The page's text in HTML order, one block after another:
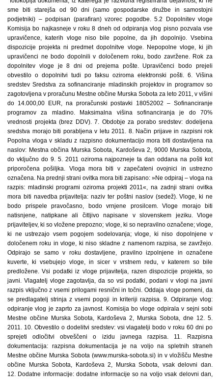
sme biti starejša od 90 dni (samo gospodarske družbe in samostojni
podjetniki) – podpisan (parafiran) vzorec pogodbe. 5.2 Dopolnitev vloge
Komisija bo najkasneje v roku 8 dneh od odpiranja vlog pisno pozvala vse
upravičence, katerih vloge niso bile popolne, da jih dopolnijo. Vsebina
dispozicije projekta ni predmet dopolnitve vloge. Nepopolne vloge, ki jih
upravičenci ne bodo dopolnili v določenem roku, bodo zavržene. Rok za
dopolnitev vloge je 8 dni od prejema pošte. Upravičenci bodo prejeli
obvestilo o dopolnitvi tudi po faksu oziroma elektronski pošti. 6. Višina
sredstev Sredstva za sofinanciranje mladinskih projektov in programov so
zagotovljena v proračunu Mestne občine Murska Sobota za leto 2011, v višini
do 14.000,00 EUR, na proračunski postavki 18052002 – Sofinanciranje
programov za mladino. Maksimalna višina sofinanciranja je do 70%
vrednosti projekta (brez DDV). 7. Obdobje za porabo sredstev: dodeljena
sredstva morajo biti porabljena v letu 2011. 8. Način prijave in razpisni rok
Popolna vloga v skladu z razpisno dokumentacijo mora biti dostavljena na
naslov: Mestna občina Murska Sobota, Kardoševa 2, 9000 Murska Sobota,
do vključno do 9. 5. 2011 oziroma najpozneje ta dan oddana na pošti kot
priporočena pošiljka. Vloga mora biti v zapečateni ovojnici in ustrezno
označena. Na prednji strani ovitka mora biti zapisano: »Ne odpiraj – vloga na
razpis: mladinski programi oziroma projekti 2011«, na zadnji strani ovitka
mora biti navedba prijavitelja: naziv ter poštni naslov (sedež). Vloge, ki ne
bodo prispele pravočasno, bodo vrnjene prosilcem. Vloge morajo biti
natisnjene, natipkane ali čitljivo napisane v slovenskem jeziku. Vloge
prijaviteljev, ki so vložene prepozno; vloge, ki so nepravilno označene; vloge,
ki ne ustrezajo vsem pogojem sodelovanja; vloge, ki niso dopolnjene v
določenem roku in vloge, ki niso skladne z namenom razpisa, se zavržejo.
Odpirajo se samo v roku dostavljene, pravilno izpolnjene in označene
kuverte, ki vsebujejo vloge, in sicer v vrstnem redu, v katerem so bile
predložene. Vsi podatki iz vloge prijavitelja, razen dispozicije projekta, so
javni. Vlagatelj vloge zagotavlja, da so vsi podatki, podani v vlogi na javni
razpis vključno z vsemi prilogami resnični in točni. Oddaja vloge pomeni, da
se predlagatelj strinja z vsemi pogoji in kriteriji razpisa. 9. Odpiranje vlog:
odpiranje vlog je zaprto za javnost. Komisija bo vloge odpirala v sejni sobi
Mestne občine Murska Sobota, Kardoševa 2, Murska Sobota, dne 12. 5.
2011. 10. Obvestilo o dodelitvi sredstev: vsi vlagatelji bodo v roku 60 dni po
sprejeti odločitvi obveščeni o izidu javnega razpisa. 11. Razpisna
dokumentacija: razpisna dokumentacija je na voljo na spletnih straneh
Mestne občine Murska Sobota (www.murska-sobota.si) in v vložišču Mestne
občine Murska Sobota, Kardoševa 2, Murska Sobota, vsak delovni dan.
12. Dodatne informacije: dodatne informacije so na voljo vsak delovni dan,